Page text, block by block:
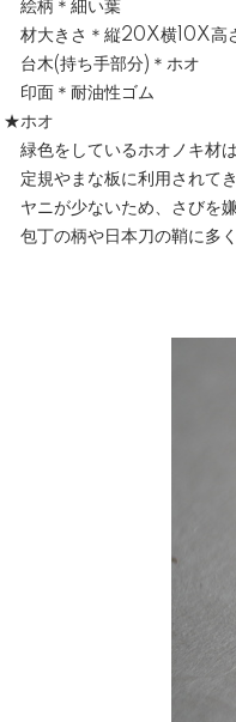
絵柄＊細い葉
材大きさ＊縦20X横10X高
台木(持ち手部分)＊ホオ
印面＊耐油性ゴム
★ホオ
緑色をしているホオノキ材は
定規やまな板に利用されてき
ヤニが少ないため、さびを
包丁の柄や日本刀の鞘に多